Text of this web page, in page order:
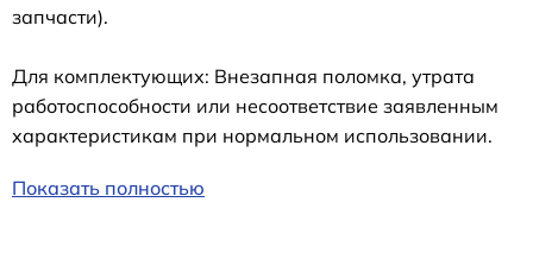
запчасти).
Для комплектующих: Внезапная поломка, утрата
работоспособности или несоответствие заявленным
характеристикам при нормальном использовании.
Показать полностью